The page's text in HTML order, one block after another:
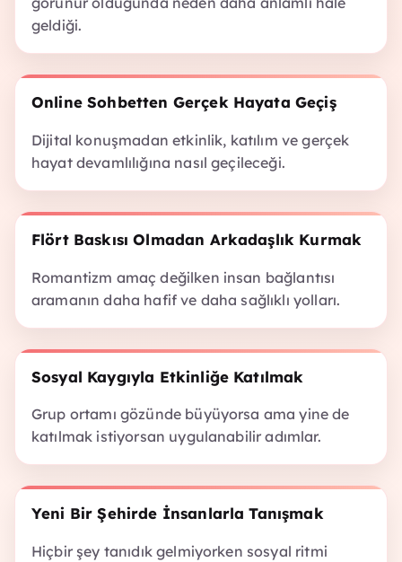
geldiği.
Online Sohbetten Gerçek Hayata Geçiş
Dijital konuşmadan etkinlik, katılım ve gerçek
hayat devamlılığına nasıl geçileceği.
Flört Baskısı Olmadan Arkadaşlık Kurmak
Romantizm amaç değilken insan bağlantısı
aramanın daha hafif ve daha sağlıklı yolları.
Sosyal Kaygıyla Etkinliğe Katılmak
Grup ortamı gözünde büyüyorsa ama yine de
katılmak istiyorsan uygulanabilir adımlar.
Yeni Bir Şehirde İnsanlarla Tanışmak
Hiçbir şey tanıdık gelmiyorken sosyal ritmi